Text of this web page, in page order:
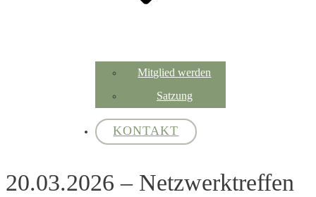
Mitglied werden
Satzung
KONTAKT
20.03.2026 – Netzwerktreffen